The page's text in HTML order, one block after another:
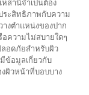
ล่านี้จำเป็นต้อง
ระสิทธิภาพกับความ
งตำแหน่งของปาก
ความไม่สบายใดๆ
ลอดภัยสำหรับผิว
ข้อมูลเกี่ยวกับ
ผิวหน้าที่บอบบาง